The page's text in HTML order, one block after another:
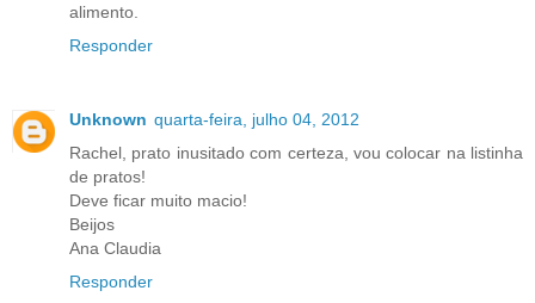
alimento.
Responder
Unknown quarta-feira, julho 04, 2012
Rachel, prato inusitado com certeza, vou colocar na listinha
de pratos!
Deve ficar muito macio!
Beijos
Ana Claudia
Responder